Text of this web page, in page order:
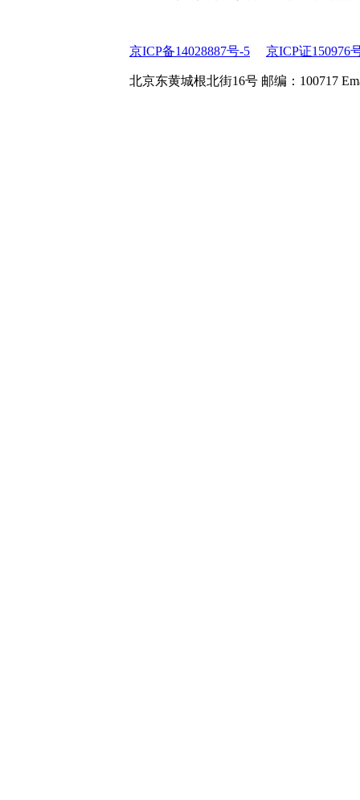
京ICP备14028887号-5 京ICP证150976
北京东黄城根北街16号 邮编：100717